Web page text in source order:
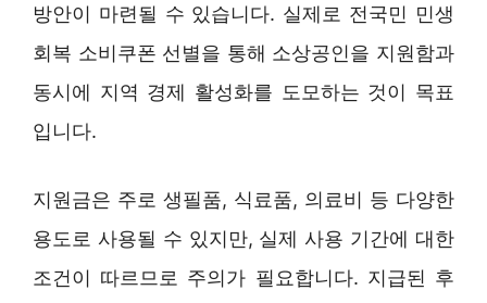
방안이 마련될 수 있습니다. 실제로 전국민 민생
회복 소비쿠폰 선별을 통해 소상공인을 지원함과
동시에 지역 경제 활성화를 도모하는 것이 목표
입니다.
지원금은 주로 생필품, 식료품, 의료비 등 다양한
용도로 사용될 수 있지만, 실제 사용 기간에 대한
조건이 따르므로 주의가 필요합니다. 지급된 후